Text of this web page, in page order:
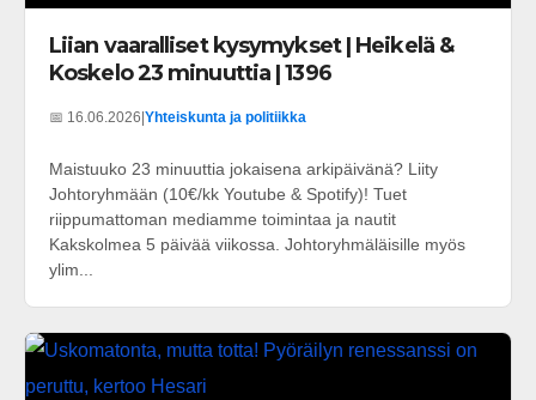
Liian vaaralliset kysymykset | Heikelä &
Koskelo 23 minuuttia | 1396
📅 16.06.2026 Yhteiskunta ja politiikka
Maistuuko 23 minuuttia jokaisena arkipäivänä? Liity
Johtoryhmään (10€/kk Youtube & Spotify)! Tuet
riippumattoman mediamme toimintaa ja nautit
Kakskolmea 5 päivää viikossa. Johtoryhmäläisille myös
ylim...